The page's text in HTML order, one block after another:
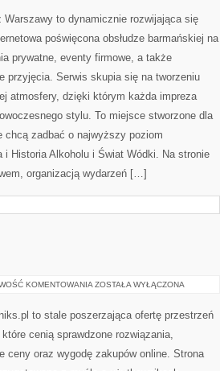
Warszawy to dynamicznie rozwijająca się
poświęcona obsłudze barmańskiej na
prywatne, eventy firmowe, a także
przyjęcia. Serwis skupia się na tworzeniu
atmosfery, dzięki którym każda impreza
stylu. To miejsce stworzone dla
zadbać o najwyższy poziom
i Historia Alkoholu i Świat Wódki. Na stronie
organizacją wydarzeń […]
KOMENTOWANIA NOWE
ZOSTAŁA WYŁĄCZONA
to stale poszerzająca ofertę przestrzeń
cenią sprawdzone rozwiązania,
ceny oraz wygodę zakupów online. Strona